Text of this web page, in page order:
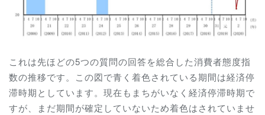
これは先ほどの5つの質問の回答を総合した消費者態度指
数の推移です。この図で青く着色されている期間は経済停
滞時期としています。現在もまちがいなく経済停滞時期で
すが、まだ期間が確定していないため着色はされていませ